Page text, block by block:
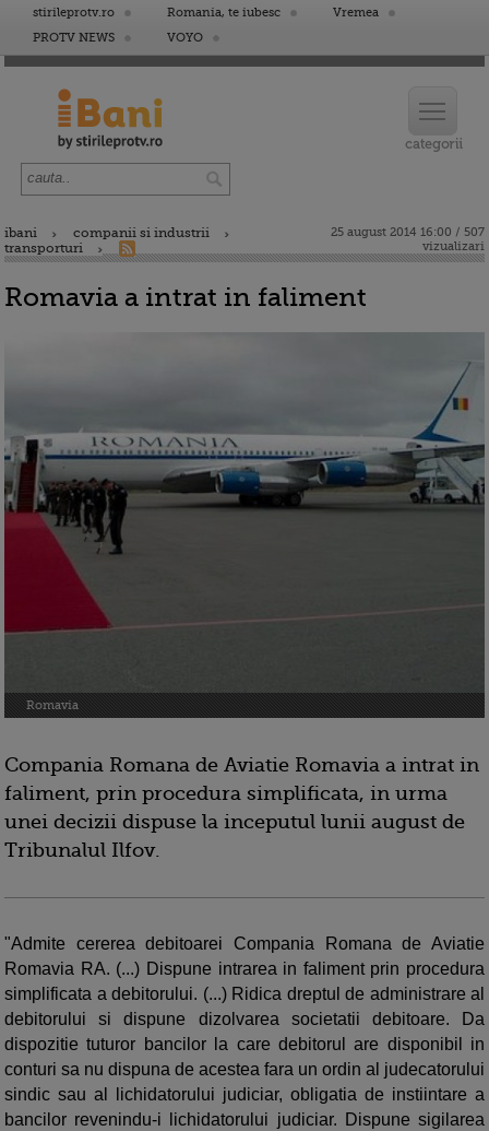
stirileprotv.ro Romania, te iubesc
Vremea
PROTV NEWS
VOYO
ibani
companii si industrii
transporturi
25 august 2014 16:00 / 507
vizualizari
Romavia a intrat in faliment
Romavia
Compania Romana de Aviatie Romavia a intrat in
faliment, prin procedura simplificata, in urma
unei decizii dispuse la inceputul lunii august de
Tribunalul Ilfov.
"Admite cererea debitoarei Compania Romana de Aviatie
Romavia RA. (...) Dispune intrarea in faliment prin procedura
simplificata a debitorului. (...) Ridica dreptul de administrare al
debitorului si dispune dizolvarea societatii debitoare. Da
dispozitie tuturor bancilor la care debitorul are disponibil in
conturi sa nu dispuna de acestea fara un ordin al judecatorului
sindic sau al lichidatorului judiciar, obligatia de instiintare a
bancilor revenindu-i lichidatorului judiciar. Dispune sigilarea